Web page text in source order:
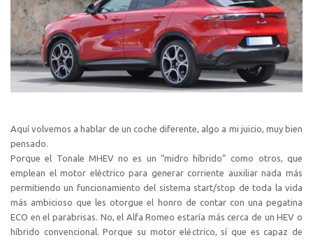
Aquí volvemos a hablar de un coche diferente, algo a mi juicio, muy bien
pensado.
Porque el Tonale MHEV no es un “midro híbrido” como otros, que
emplean el motor eléctrico para generar corriente auxiliar nada más
permitiendo un funcionamiento del sistema start/stop de toda la vida
más ambicioso que les otorgue el honro de contar con una pegatina
ECO en el parabrisas. No, el Alfa Romeo estaría más cerca de un HEV o
híbrido convencional. Porque su motor eléctrico, sí que es capaz de